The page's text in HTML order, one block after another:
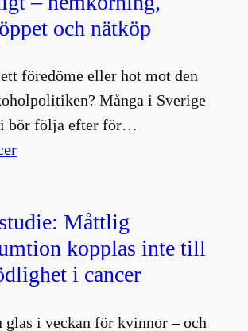
och nätköp
föredöme eller hot mot den
Många i Sverige
bör följa efter för…
Måttlig
kopplas inte till
i cancer
i veckan för kvinnor – och